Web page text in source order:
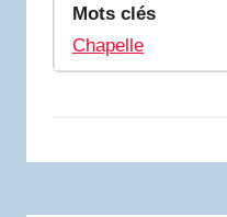
Mots clés
Chapelle